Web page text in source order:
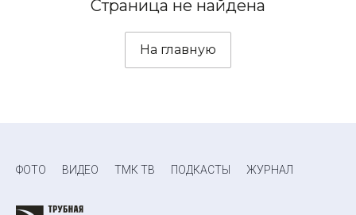
Страница не найдена
На главную
ФОТО ВИДЕО ТМК ТВ ПОДКАСТЫ ЖУРНАЛ